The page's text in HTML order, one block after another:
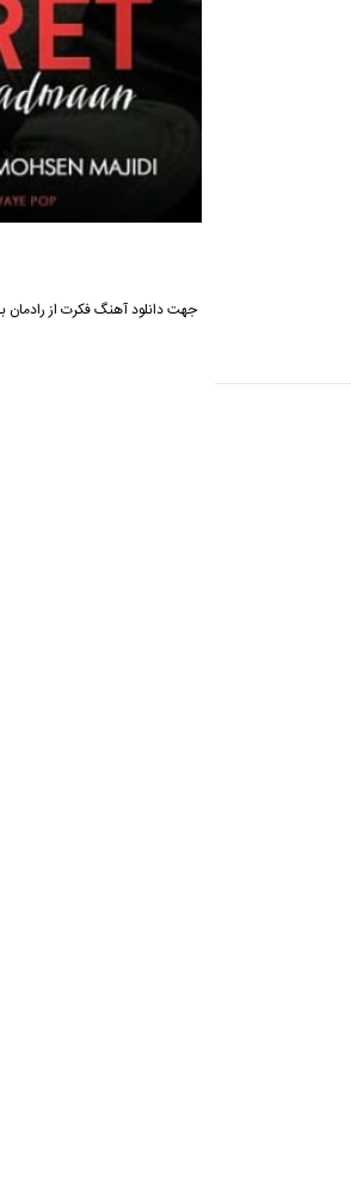
جهت دانلود آهنگ فکرت از رادمان